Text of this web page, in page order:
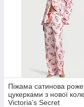
Піжама сатинова
цукерками з нової
Victoria’s Secret